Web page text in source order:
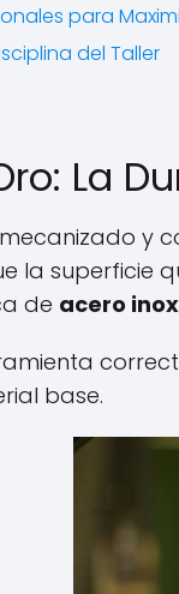
para
del Taller
La
y
la superficie
de acero
base.